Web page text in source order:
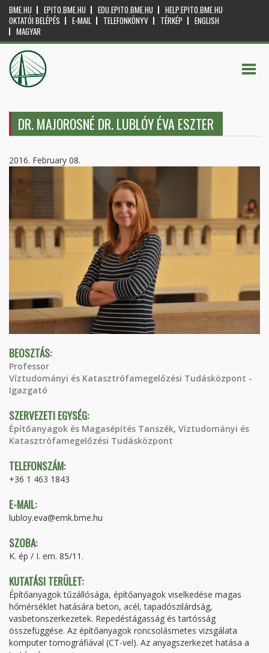
BME.HU EPITO.BME.HU EDU.EPITO.BME.HU
HELP.EPITO.BME.HU
OKTATÓI BELÉPÉS
E-MAIL TELEFONKÖNYV TÉRKÉP
ENGLISH
MAGYAR
DR. MAJOROSNÉ DR. LUBLÓY ÉVA ESZTER
2016. February 08.
BEOSZTÁS:
Professor
Víztudományi és Katasztrófamegelőzési Tudásközpont -
Igazgató
SZERVEZETI EGYSÉG:
Építőanyagok és Magasépítés Tanszék, Víztudományi és
Katasztrófamegelőzési Tudásközpont
TELEFONSZÁM:
+36 1 463 1843
E-MAIL:
lubloy.eva@emk.bme.hu
SZOBA:
K. ép / I. em. 85/11.
KUTATÁSI TERÜLET:
Építőanyagok tűzállósága, építőanyagok viselkedése magas
hőmérséklet hatására beton, acél, tapadószilárdság,
vasbetonszerkezetek. Repedéstágasság és tartósság
összefüggése. Az építőanyagok roncsolásmetes vizsgálata
komputer tomográfiával (CT-vel). Az anyagszerkezet hatása a